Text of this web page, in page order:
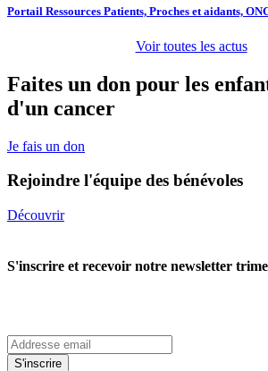
Portail Ressources Patients, Proches et aidants,
Voir toutes les actus
Faites un don pour les
d'un cancer
Je fais un don
Rejoindre l'équipe des bénévoles
Découvrir
S'inscrire et recevoir notre newsletter
S'inscrire